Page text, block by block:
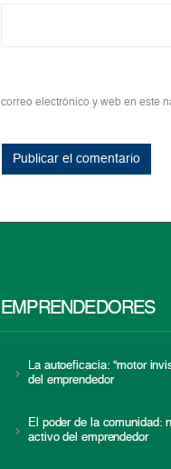
correo electrónico y web en este
EMPRENDEDORES
La autoeficacia: “motor
del emprendedor
El poder de la comunidad:
activo del emprendedor